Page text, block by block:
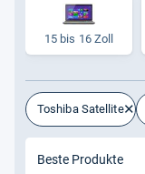
15 bis 16 Zoll
Toshiba Satellite